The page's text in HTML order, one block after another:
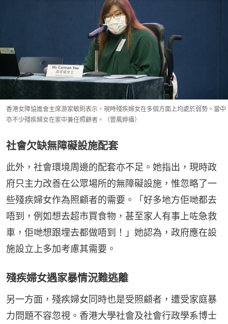
香港女障協進會主席游家敏則表示，現時殘疾婦女在多個方面上均處於弱勢。當中
亦不少殘疾婦女在家中兼任照顧者。（曾鳳婷攝）
社會欠缺無障礙設施配套
此外，社會環境周邊的配套亦不足。她指出，現時政
府只主力改善在公眾場所的無障礙設施，惟忽略了一
些殘疾婦女作為照顧者的需要。「好多地方佢哋都去
唔到，例如想去超市買食物，甚至家人有事上咗急救
車，佢哋想跟埋去都做唔到！」她認為，政府應在設
施設立上多加考慮其需要。
殘疾婦女遇家暴情況難逃離
另一方面，殘疾婦女同時也是受照顧者，遭受家庭暴
力問題不容忽視。香港大學社會及社會行政學系博士